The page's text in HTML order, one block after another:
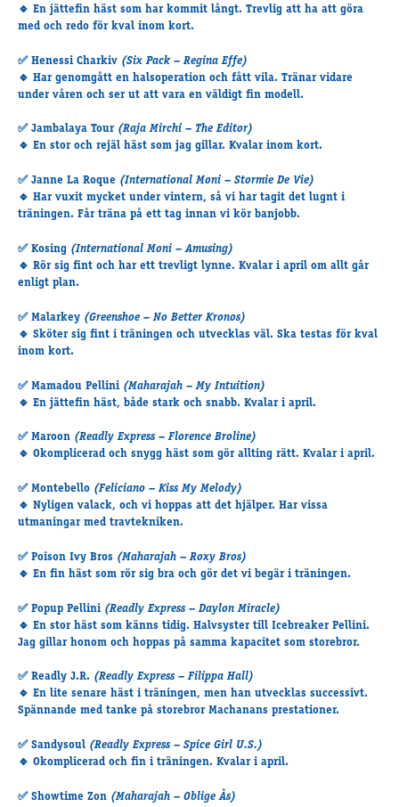
Press
🔹 En jättefin häst som har kommit långt. Trevlig att ha att göra
med och redo för kval inom kort.
✅ Henessi Charkiv (Six Pack – Regina Effe)
🔹 Har genomgått en halsoperation och fått vila. Tränar vidare
under våren och ser ut att vara en väldigt fin modell.
✅ Jambalaya Tour (Raja Mirchi – The Editor)
🔹 En stor och rejäl häst som jag gillar. Kvalar inom kort.
✅ Janne La Roque (International Moni – Stormie De Vie)
🔹 Har vuxit mycket under vintern, så vi har tagit det lugnt i
träningen. Får träna på ett tag innan vi kör banjobb.
✅ Kosing (International Moni – Amusing)
🔹 Rör sig fint och har ett trevligt lynne. Kvalar i april om allt går
enligt plan.
✅ Malarkey (Greenshoe – No Better Kronos)
🔹 Sköter sig fint i träningen och utvecklas väl. Ska testas för kval
inom kort.
✅ Mamadou Pellini (Maharajah – My Intuition)
🔹 En jättefin häst, både stark och snabb. Kvalar i april.
✅ Maroon (Readly Express – Florence Broline)
🔹 Okomplicerad och snygg häst som gör allting rätt. Kvalar i april.
✅ Montebello (Feliciano – Kiss My Melody)
🔹 Nyligen valack, och vi hoppas att det hjälper. Har vissa
utmaningar med travtekniken.
✅ Poison Ivy Bros (Maharajah – Roxy Bros)
🔹 En fin häst som rör sig bra och gör det vi begär i träningen.
✅ Popup Pellini (Readly Express – Daylon Miracle)
🔹 En stor häst som känns tidig. Halvsyster till Icebreaker Pellini.
Jag gillar honom och hoppas på samma kapacitet som storebror.
✅ Readly J.R. (Readly Express – Filippa Hall)
🔹 En lite senare häst i träningen, men han utvecklas successivt.
Spännande med tanke på storebror Machanans prestationer.
✅ Sandysoul (Readly Express – Spice Girl U.S.)
🔹 Okomplicerad och fin i träningen. Kvalar i april.
✅ Showtime Zon (Maharajah – Oblige Ås)